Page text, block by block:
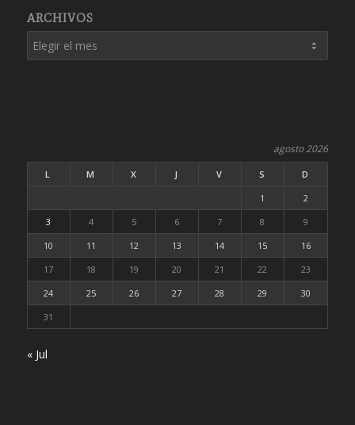
ARCHIVOS
agosto 2026
L M X J V S
D
1
2
3
4 5 6 7 8
9
10
11 12 13 14 15
16
17
18 19 20 21 22
23
24
25 26 27 28 29
30
31
« Jul